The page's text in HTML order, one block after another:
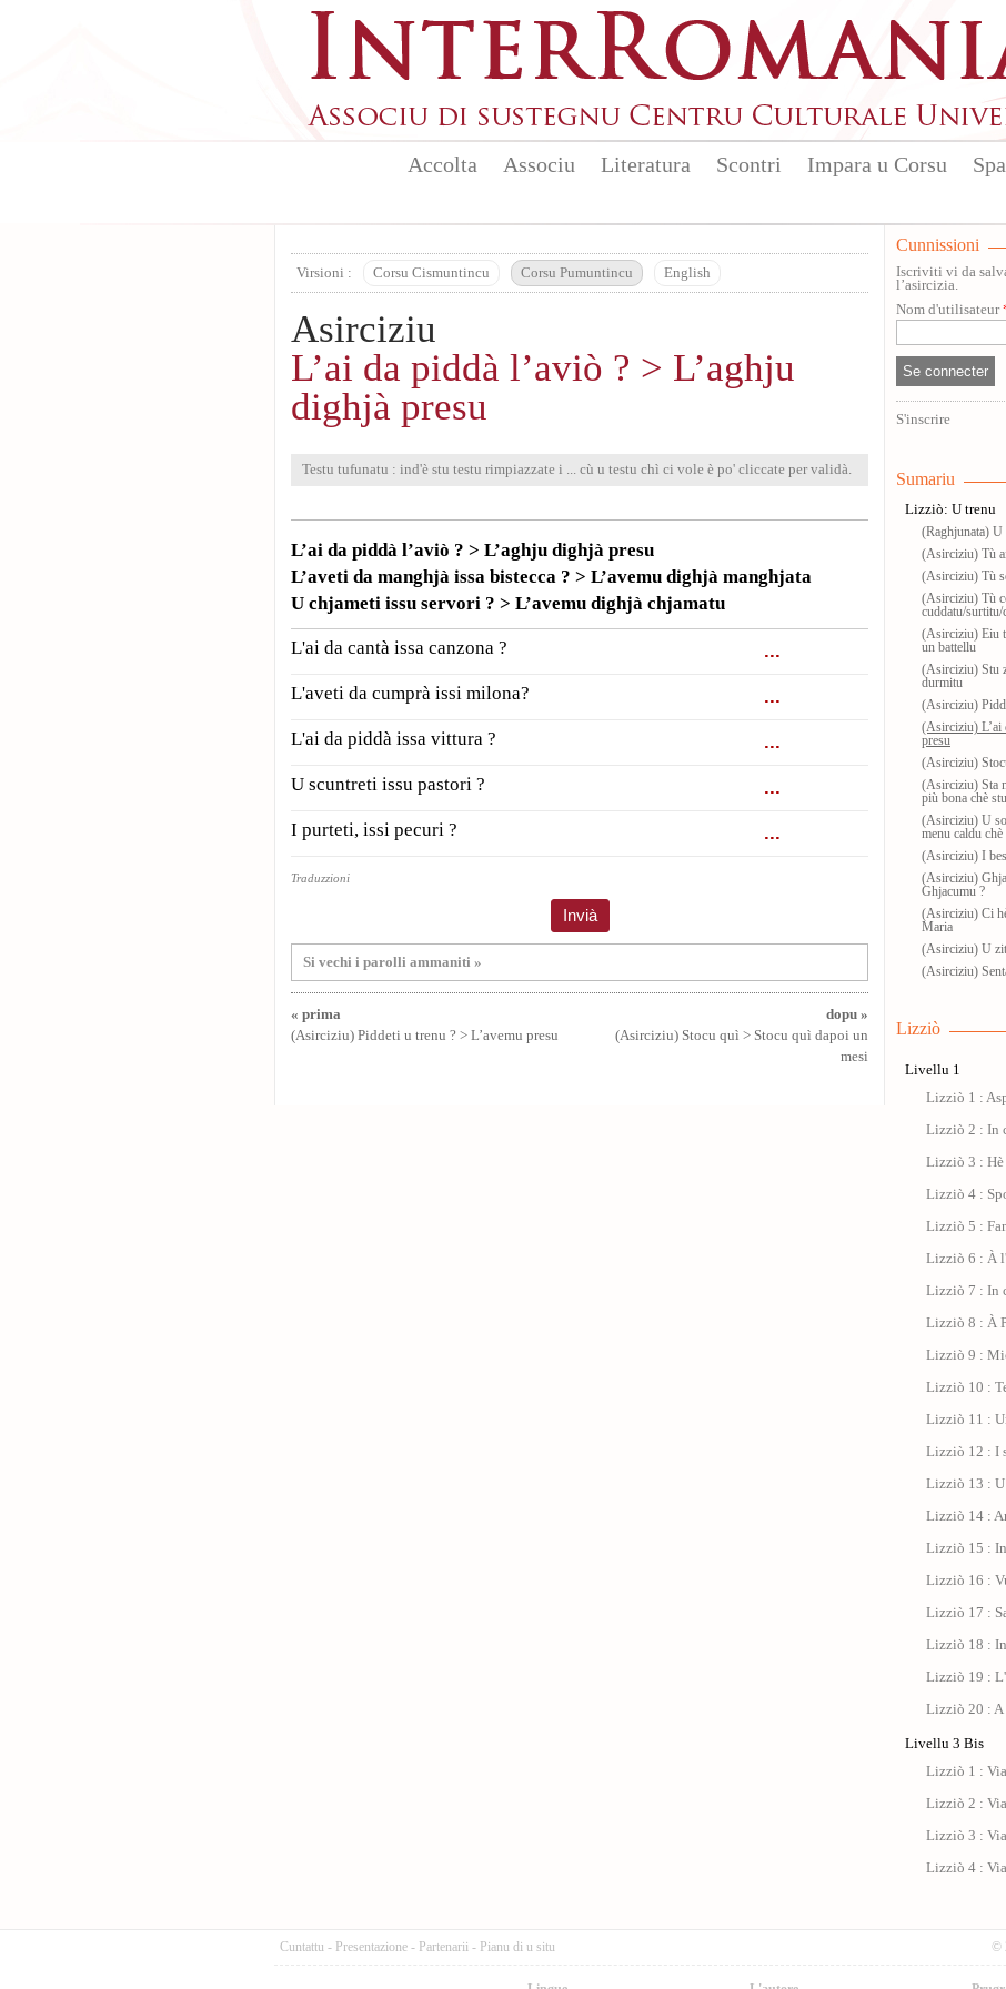
Accolta Associu Literatura Scontri Impara u Corsu
Virsioni : Corsu Cismuntincu Corsu Pumuntincu English
Asirciziu
L’ai da piddà l’aviò ? > L’aghju
dighjà presu
Testu tufunatu : ind'è stu testu rimpiazzate i ... cù u testu chì ci vole è po' cliccate per validà.
L’ai da piddà l’aviò ? > L’aghju dighjà presu
L’aveti da manghjà issa bistecca ? > L’avemu dighjà manghjata
U chjameti issu servori ? > L’avemu dighjà chjamatu
L'ai da cantà issa canzona ?
L'aveti da cumprà issi milona?
L'ai da piddà issa vittura ?
U scuntreti issu pastori ?
I purteti, issi pecuri ?
Traduzzioni
Si vechi i parolli ammaniti »
« prima
(Asirciziu) Piddeti u trenu ? > L’avemu presu
dopu »
(Asirciziu) Stocu quì > Stocu quì dapoi un
mesi
Cunnissioni
Iscriviti vi da
l’asircizia.
Nom d'utilisateur
S'inscrire
Sumariu
Lizziò: U trenu
(Raghjunata) U
(Asirciziu) Tù
(Asirciziu) Tù
(Asirciziu) Tù
cuddatu/surtitu/
(Asirciziu) Eiu
un battellu
(Asirciziu) Stu
durmitu
(Asirciziu)
(Asirciziu) L’ai
presu
(Asirciziu)
(Asirciziu) Sta
più bona chè
(Asirciziu) U
menu caldu
(Asirciziu) I
(Asirciziu)
Ghjacumu ?
(Asirciziu) Ci
Maria
(Asirciziu) U
(Asirciziu)
Lizziò
Livellu 1
Lizziò 1 :
Lizziò 2 : In
Lizziò 3 : Hè
Lizziò 4 :
Lizziò 5 :
Lizziò 6 : À
Lizziò 7 : In
Lizziò 8 : À
Lizziò 9 :
Lizziò 10 :
Lizziò 11 :
Lizziò 12 : I
Lizziò 13 : U
Lizziò 14 :
Lizziò 15 :
Lizziò 16 :
Lizziò 17 :
Lizziò 18 :
Lizziò 19 :
Lizziò 20 :
Livellu 3 Bis
Lizziò 1 :
Lizziò 2 :
Lizziò 3 :
Lizziò 4 :
Cuntattu - Presentazione - Partenarii - Pianu di u situ ©